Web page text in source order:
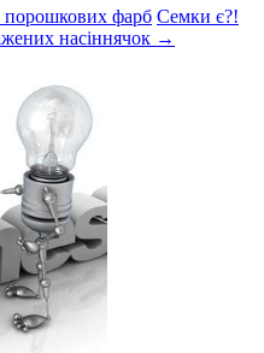
порошкових фарб Семки є?!
насіннячок →